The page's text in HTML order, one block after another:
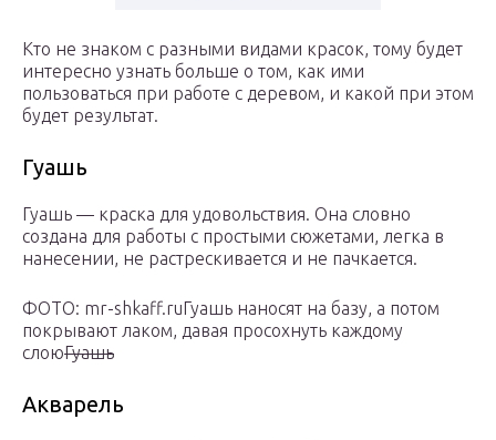
Кто не знаком с разными видами красок, тому будет
интересно узнать больше о том, как ими
пользоваться при работе с деревом, и какой при этом
будет результат.
Гуашь
Гуашь — краска для удовольствия. Она словно
создана для работы с простыми сюжетами, легка в
нанесении, не растрескивается и не пачкается.
ФОТО: mr-shkaff.ruГуашь наносят на базу, а потом
покрывают лаком, давая просохнуть каждому
слоюГуашь
Акварель